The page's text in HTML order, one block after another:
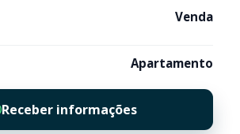
Venda
Apartamento
Receber informações